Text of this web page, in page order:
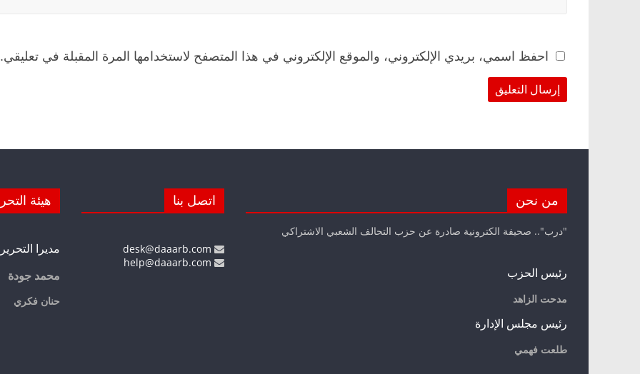
احفظ اسمي، بريدي الإلكتروني، والموقع الإلكتروني في هذا المتصفح لاستخدامها المرة المقبلة في تعليقي.
من نحن
"درب".. صحيفة الكترونية صادرة عن حزب التحالف الشعبي الاشتراكي
رئيس الحزب
مدحت الزاهد
رئيس مجلس الإدارة
طلعت فهمي
اتصل بنا هيئة
مديرا التحرير
محمد جودة
حنان فكري